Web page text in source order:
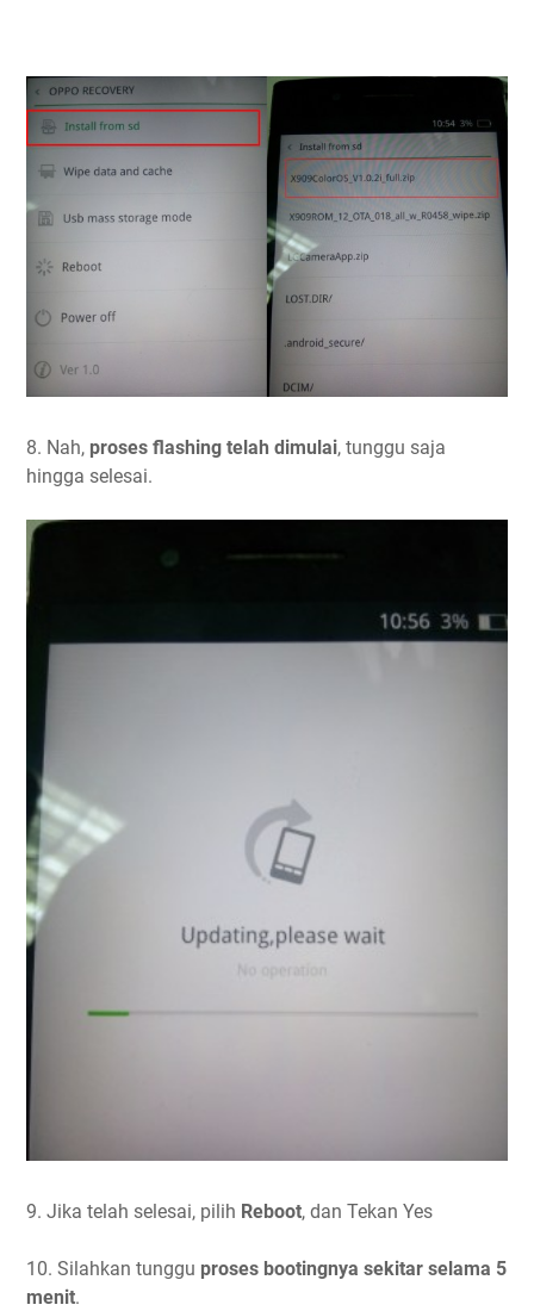
8. Nah, proses flashing telah dimulai, tunggu saja
hingga selesai.
9. Jika telah selesai, pilih Reboot, dan Tekan Yes
10. Silahkan tunggu proses bootingnya sekitar selama 5
menit.